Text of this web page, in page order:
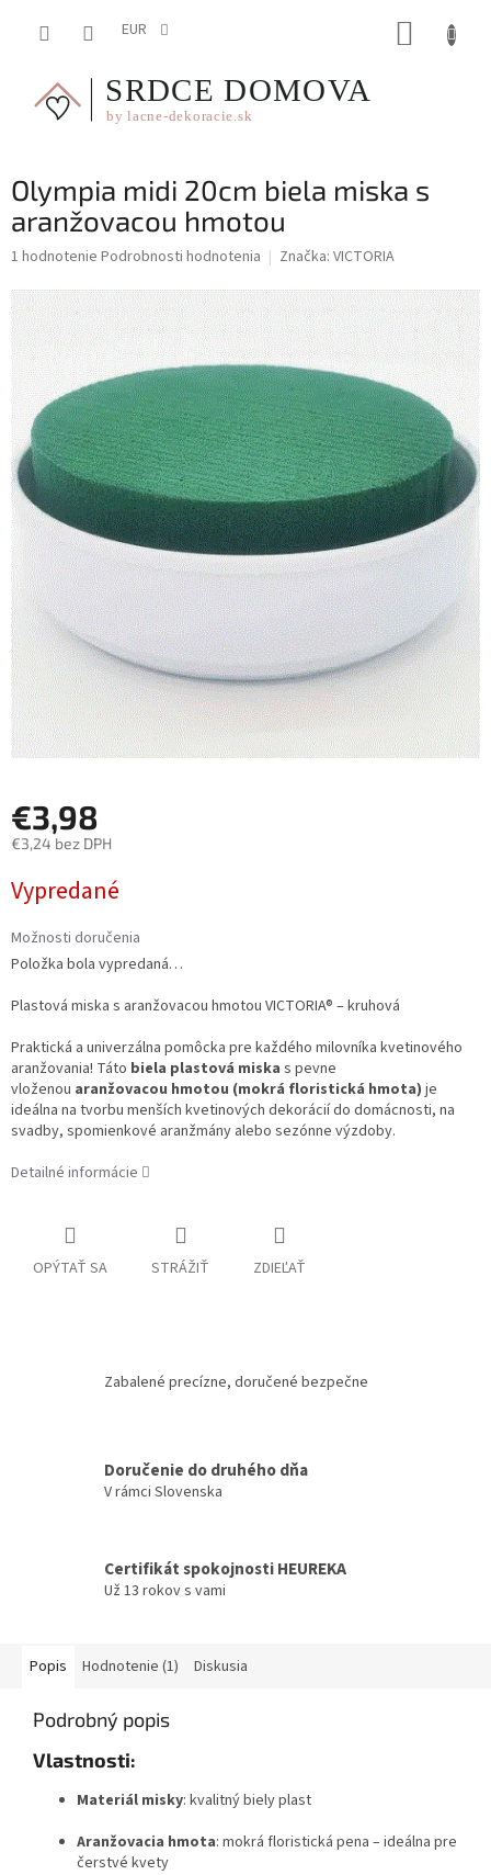
EUR
Olympia midi 20cm biela miska s
aranžovacou hmotou
Priemerné
produktu
je
5,0
z
hviezdičiek.
1 hodnotenie Podrobnosti hodnotenia Značka: VICTORIA
€3,98
€3,24 bez DPH
cena:
Vypredané
Možnosti doručenia
Položka bola vypredaná…
Plastová miska s aranžovacou hmotou VICTORIA® – kruhová
Praktická a univerzálna pomôcka pre každého milovníka kvetinového
aranžovania! Táto biela plastová miska s pevne
vloženou aranžovacou hmotou (mokrá floristická hmota) je
ideálna na tvorbu menších kvetinových dekorácií do domácnosti, na
svadby, spomienkové aranžmány alebo sezónne výzdoby.
Detailné informácie
OPÝTAŤ SA STRÁŽIŤ ZDIEĽAŤ
Zabalené precízne, doručené bezpečne
Doručenie do druhého dňa
V rámci Slovenska
Certifikát spokojnosti HEUREKA
Už 13 rokov s vami
Popis Hodnotenie (1) Diskusia
Podrobný popis
Vlastnosti:
Materiál misky: kvalitný biely plast
Aranžovacia hmota: mokrá floristická pena – ideálna pre
čerstvé kvety